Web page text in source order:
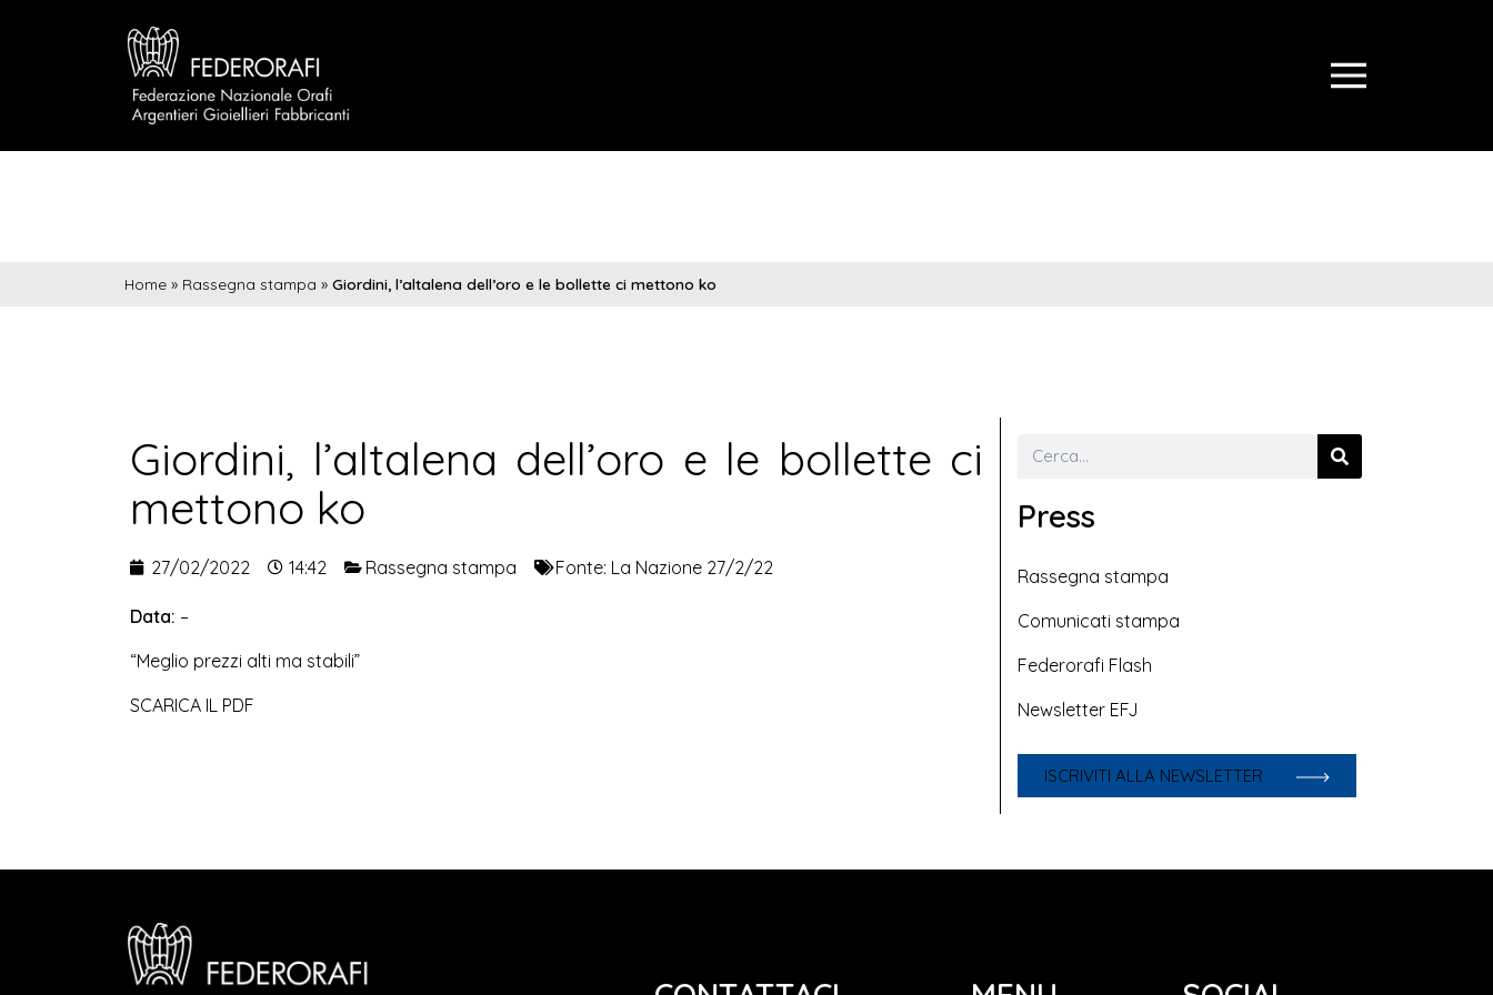
Home » Rassegna stampa » Giordini, l’altalena dell’oro e le bollette ci mettono ko
Giordini, l’altalena dell’oro e le bollette ci
mettono ko
27/02/2022 14:42 Rassegna stampa Fonte: La Nazione 27/2/22
Data: –
“Meglio prezzi alti ma stabili”
SCARICA IL PDF
Press
Rassegna stampa
Comunicati stampa
Federorafi Flash
Newsletter EFJ
ISCRIVITI ALLA NEWSLETTER